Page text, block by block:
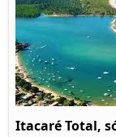
Itacaré Total,